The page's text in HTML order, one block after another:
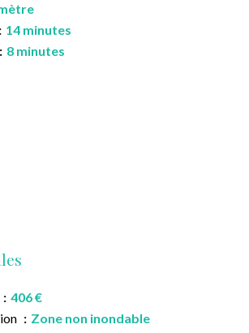
14 minutes
8 minutes
406 €
Zone non inondable